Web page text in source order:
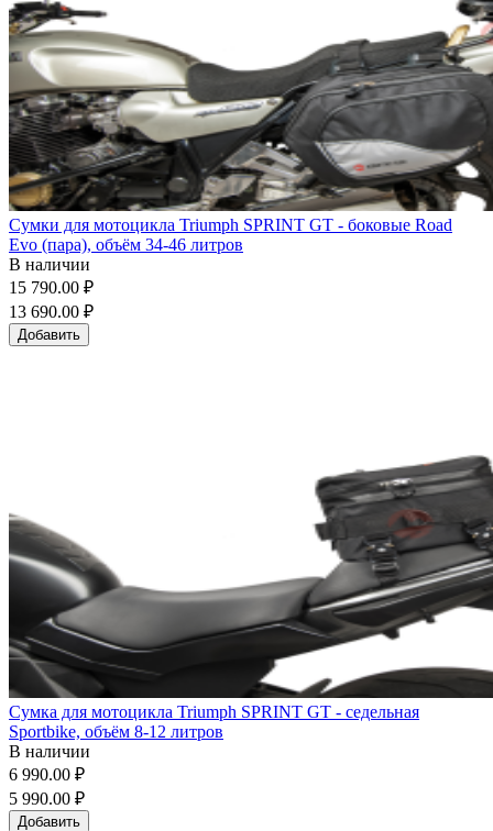
Сумки для мотоцикла Triumph SPRINT GT - боковые Road
Evo (пара), объём 34-46 литров
В наличии
15 790.00 ₽
13 690.00 ₽
Добавить
Сумка для мотоцикла Triumph SPRINT GT - седельная
Sportbike, объём 8-12 литров
В наличии
6 990.00 ₽
5 990.00 ₽
Добавить